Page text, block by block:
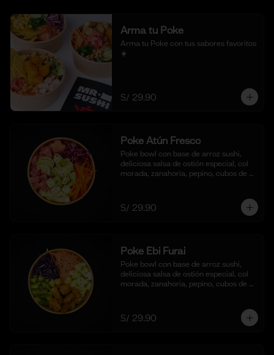
Arma tu Poke
Arma tu Poke con tus sabores favoritos
☀️
S/ 29.90
Poke Atún Fresco
Poke bowl con base de arroz sushi,
deliciosa salsa de ostión especial, col
morada, zanahoria, pepino, cubos de
S/ 29.90
Poke Ebi Furai
Poke bowl con base de arroz sushi,
deliciosa salsa de ostión especial, col
morada, zanahoria, pepino, cubos de
S/ 29.90